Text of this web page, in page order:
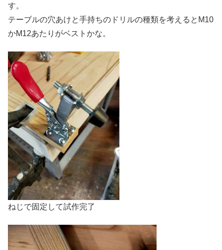
す。
テーブルの穴あけと手持ちのドリルの種類を考えるとM10
かM12あたりがベストかな。
ねじで固定して試作完了